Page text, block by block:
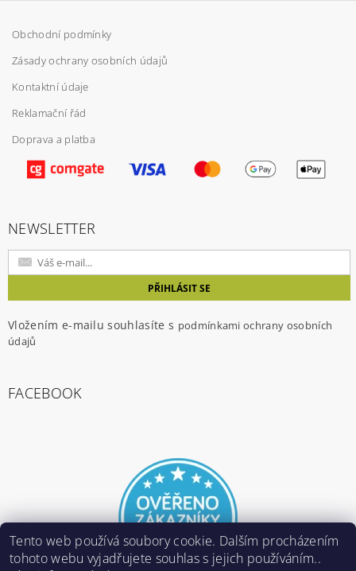
Vložením hodnocení souhlasíte spodmínkami
ochrany osobních údajů
Obchodní podmínky
Zásady ochrany osobních údajů
Kontaktní údaje
Reklamační řád
Doprava a platba
NEWSLETTER
Vložením e-mailu souhlasíte s podmínkami ochrany osobních
údajů
FACEBOOK
Tento web používá soubory cookie. Dalším procházením
tohoto webu vyjadřujete souhlas s jejich používáním..